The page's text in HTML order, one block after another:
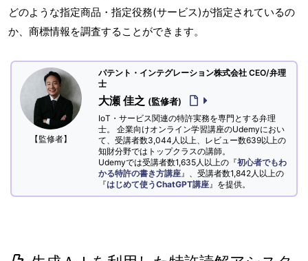
どのような指定商品・指定役務(サービス)が指定されているの
か、商標情報を調査することができます。
【監修者】
パテント・インテグレーション株式会社 CEO/弁理
士
大瀬 佳之 (監修者)
IoT・サービス関連の特許実務を専門とする弁理
士。 企業向けオンライン学習講座のUdemyにおい
て、受講者数3,044人以上、レビュー数639以上の
知財分野ではトップクラスの講師。
Udemyでは受講者数1,635人以上の『初心者でもわ
かる特許の書き方講座 』、受講者数1,842人以上の
『はじめて使うChatGPT講座 』を提供。